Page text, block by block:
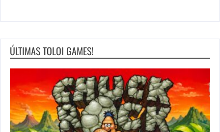
ÚLTIMAS TOLOI GAMES!